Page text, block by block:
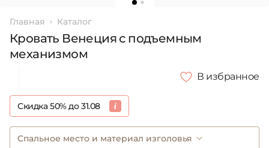
Главная Каталог
Кровать Венеция с подъемным
механизмом
В избранное
Скидка 50% до 31.08
Спальное место и материал изголовья